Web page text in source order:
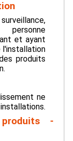
et ayant
l'installation
produits
ne
-